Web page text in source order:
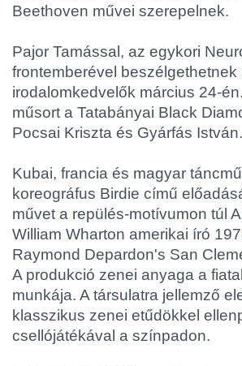
Beethoven művei szerepelnek.
Pajor Tamással, az egykori
frontemberével
irodalomkedvelők március 24-
műsort a Tatabányai Black
Pocsai Kriszta és Gyárfás István.
Kubai, francia és magyar
koreográfus Birdie című
művet a repülés-motívumon túl
William Wharton amerikai író
Raymond Depardon's San
A produkció zenei anyaga a
munkája. A társulatra jellemző
klasszikus zenei etűdökkel
csellójátékával a színpadon.